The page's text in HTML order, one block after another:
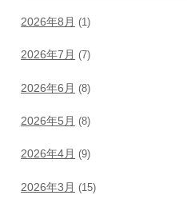
2026年8月 (1)
2026年7月 (7)
2026年6月 (8)
2026年5月 (8)
2026年4月 (9)
2026年3月 (15)